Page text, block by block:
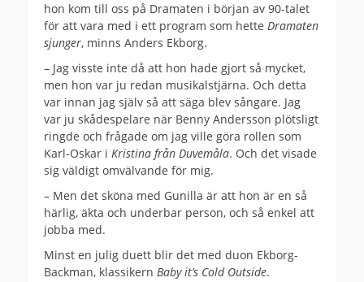
hon kom till oss på Dramaten i början av 90-talet
för att vara med i ett program som hette Dramaten
sjunger, minns Anders Ekborg.
– Jag visste inte då att hon hade gjort så mycket,
men hon var ju redan musikalstjärna. Och detta
var innan jag själv så att säga blev sångare. Jag
var ju skådespelare när Benny Andersson plötsligt
ringde och frågade om jag ville göra rollen som
Karl-Oskar i Kristina från Duvemåla. Och det visade
sig väldigt omvälvande för mig.
– Men det sköna med Gunilla är att hon är en så
härlig, äkta och underbar person, och så enkel att
jobba med.
Minst en julig duett blir det med duon Ekborg-
Backman, klassikern Baby it’s Cold Outside.